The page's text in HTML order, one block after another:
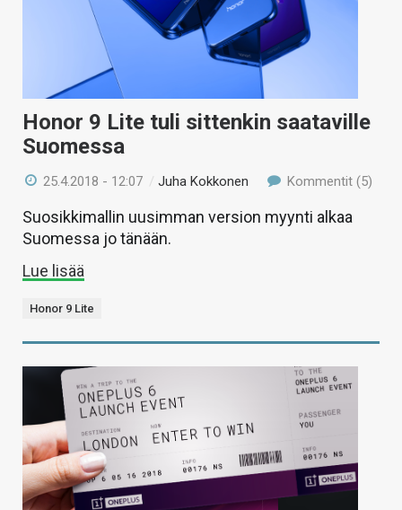
Honor 9 Lite tuli sittenkin saataville
Suomessa
25.4.2018 - 12:07 /Juha Kokkonen Kommentit (5)
Suosikkimallin uusimman version myynti alkaa
Suomessa jo tänään.
Lue lisää
Honor 9 Lite